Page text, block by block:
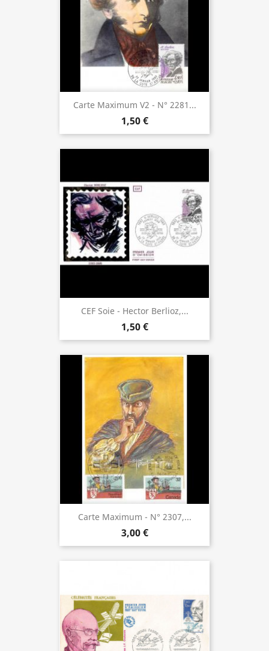
Carte Maximum V2 - N° 2281...
1,50 €
CEF Soie - Hector Berlioz,...
1,50 €
Carte Maximum - N° 2307,...
3,00 €